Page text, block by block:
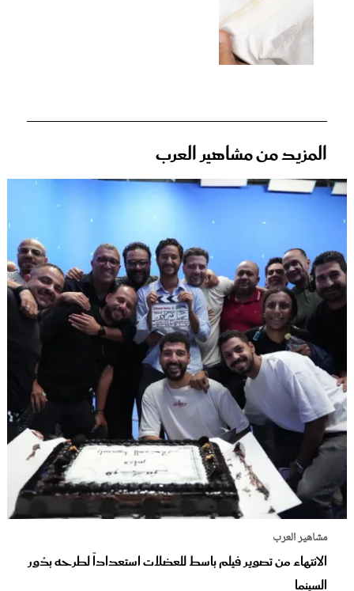
المزيد من مشاهير العرب
مشاهير العرب
الانتهاء من تصوير فيلم باسط للعضلات استعداداً لطرحه بدُور
السينما